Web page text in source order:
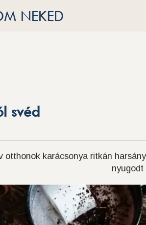
NEKED
svéd
otthonok karácsonya ritkán
nyugodt